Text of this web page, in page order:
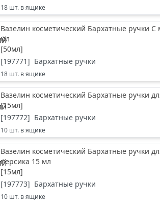
18 шт. в ящике
Вазелин косметический Бархатные ручки С
мл
[50мл]
[197771] Бархатные ручки
18 шт. в ящике
Вазелин косметический Бархатные ручки
[15мл]
[197772] Бархатные ручки
10 шт. в ящике
Вазелин косметический Бархатные ручки
персика 15 мл
[15мл]
[197773] Бархатные ручки
10 шт. в ящике